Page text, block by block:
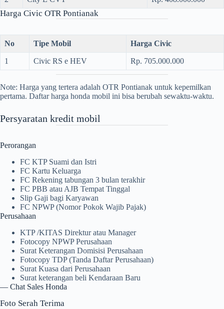
Harga Civic OTR Pontianak
No Tipe Mobil Harga Civic
1 Civic RS e HEV Rp. 705.000.000
Note: Harga yang tertera adalah OTR Pontianak untuk kepemilkan
pertama. Daftar harga honda mobil ini bisa berubah sewaktu-waktu.
Persyaratan kredit mobil
Perorangan
FC KTP Suami dan Istri
FC Kartu Keluarga
FC Rekening tabungan 3 bulan terakhir
FC PBB atau AJB Tempat Tinggal
Slip Gaji bagi Karyawan
FC NPWP (Nomor Pokok Wajib Pajak)
Perusahaan
KTP /KITAS Direktur atau Manager
Fotocopy NPWP Perusahaan
Surat Keterangan Domisisi Perusahaan
Fotocopy TDP (Tanda Daftar Perusahaan)
Surat Kuasa dari Perusahaan
Surat keterangan beli Kendaraan Baru
— Chat Sales Honda
Foto Serah Terima